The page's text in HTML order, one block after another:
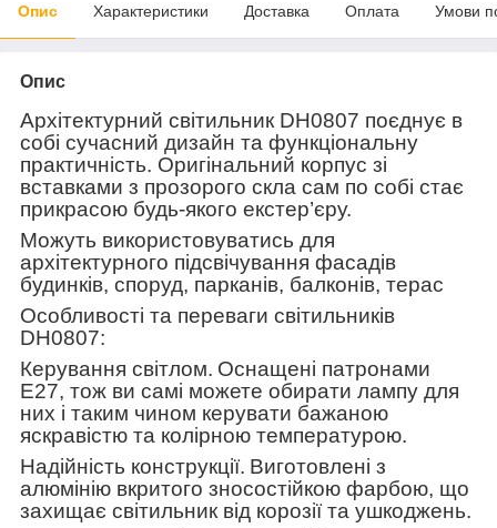
Опис Характеристики Доставка Оплата Умови
Опис
Архітектурний світильник DH0807 поєднує в
собі сучасний дизайн та функціональну
практичність. Оригінальний корпус зі
вставками з прозорого скла сам по собі стає
прикрасою будь-якого екстер’єру.
Можуть використовуватись для
архітектурного підсвічування фасадів
будинків, споруд, парканів, балконів, терас
Особливості та переваги світильників
DH0807:
Керування світлом. Оснащені патронами
Е27, тож ви самі можете обирати лампу для
них і таким чином керувати бажаною
яскравістю та колірною температурою.
Надійність конструкції. Виготовлені з
алюмінію вкритого зносостійкою фарбою, що
захищає світильник від корозії та ушкоджень.